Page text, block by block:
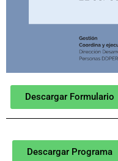
Descargar Formulario
Descargar Programa